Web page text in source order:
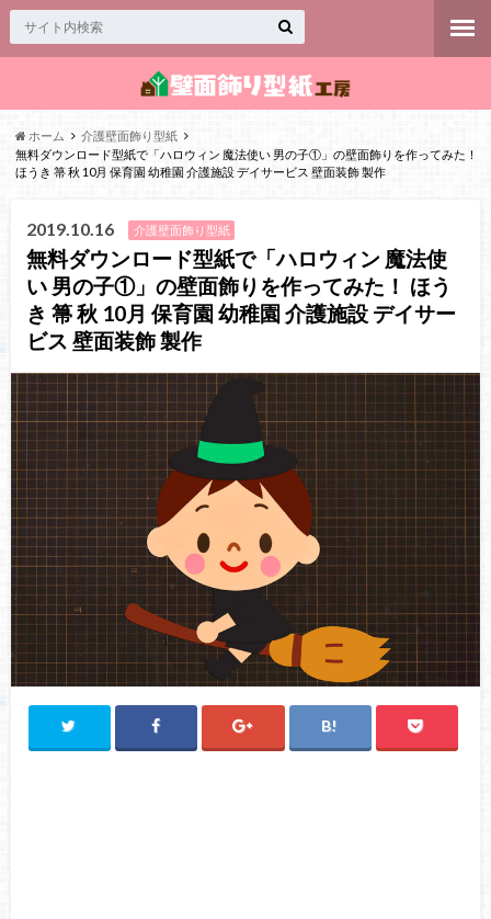
ホーム
介護壁面飾り型紙
無料ダウンロード型紙で「ハロウィン 魔法使い 男の子①」の壁面飾りを作ってみた！
ほうき 箒 秋 10月 保育園 幼稚園 介護施設 デイサービス 壁面装飾 製作
2019.10.16 介護壁面飾り型紙
無料ダウンロード型紙で「ハロウィン 魔法使
い 男の子①」の壁面飾りを作ってみた！ ほう
き 箒 秋 10月 保育園 幼稚園 介護施設 デイサー
ビス 壁面装飾 製作